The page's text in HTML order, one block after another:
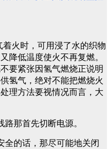
火时，可用浸了水的织物
降低温度使火不再复燃。
要紧张因氢气燃烧正说明
氢气，绝对不能把燃烧火
理方法要视情况而言，大
那首先切断电源。
全的话，那尽可能地关闭